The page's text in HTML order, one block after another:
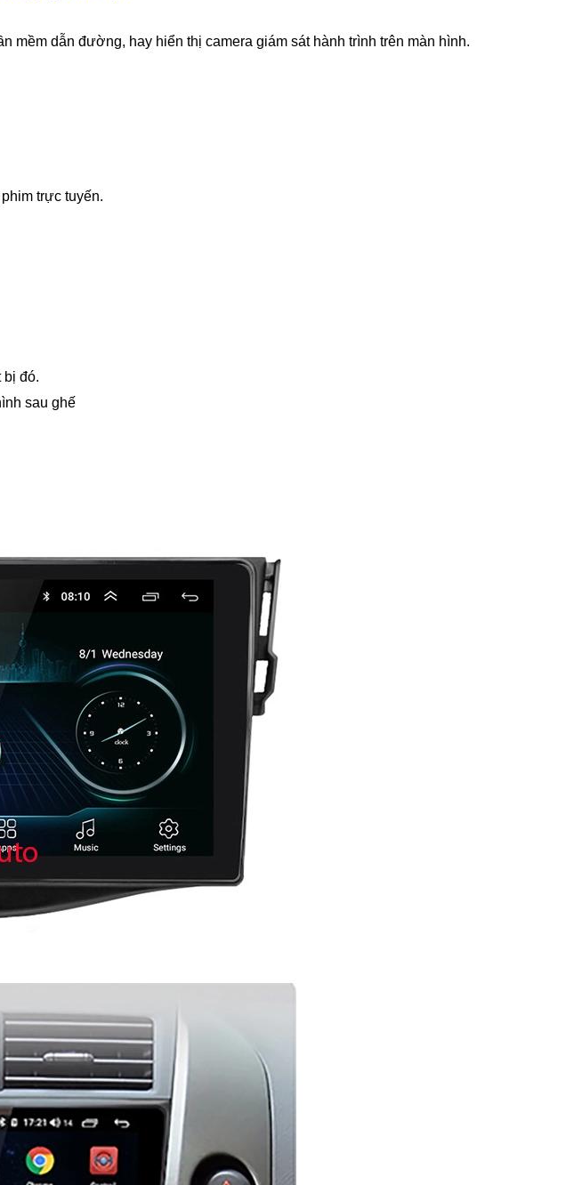
dẫn đường, hay hiển thị camera giám sát hành trình trên màn hình.
trực tuyến.
bị đó.
sau ghế